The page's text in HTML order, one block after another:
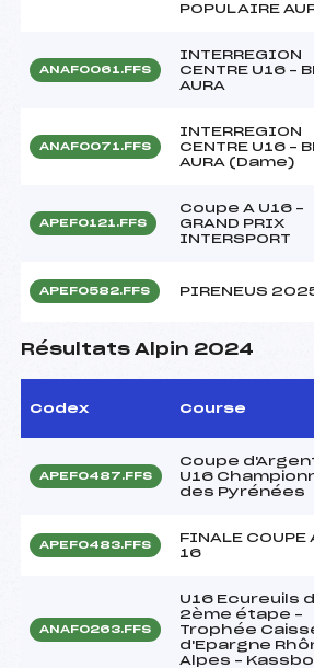
POPULAIRE
ANAF0061.FFS
INTERREGION
CENTRE U16 –
AURA
ANAF0071.FFS
INTERREGION
CENTRE U16 –
AURA (Dame)
APEF0121.FFS
Coupe A U16 –
GRAND PRIX
INTERSPORT
APEF0582.FFS PIRENEUS
Résultats Alpin 2024
Codex Course
APEF0487.FFS
Coupe
U16
des Pyrénées
APEF0483.FFS
FINALE COUPE
16
ANAF0263.FFS
U16 Ecureuils
2ème étape –
Trophée
d'Epargne
Alpes –